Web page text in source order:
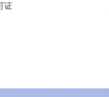
证